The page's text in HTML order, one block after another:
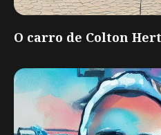
O carro de Colton